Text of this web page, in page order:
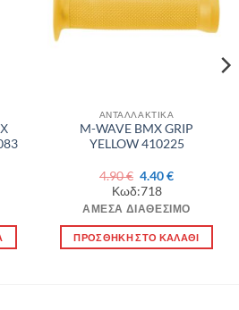
ΑΝΤΑΛΛΑΚΤΙΚΑ
M-WAVE BMX GRIP
YELLOW 410225
4.90€ Original
price
was:
4.90 €.
4.40€Η
είναι:
Κωδ:718
ΆΜΕΣΑ ΔΙΑΘΈΣΙΜΟ
ΠΡΟΣΘΉΚΗ ΣΤΟ ΚΑΛΆΘΙ